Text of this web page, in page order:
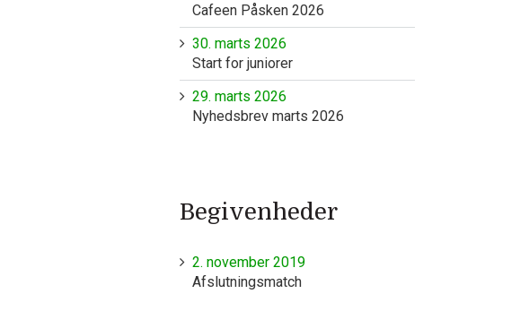
Cafeen Påsken 2026
30. marts 2026
Start for juniorer
29. marts 2026
Nyhedsbrev marts 2026
Begivenheder
2. november 2019
Afslutningsmatch